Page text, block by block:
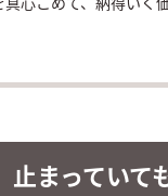
止まっていて